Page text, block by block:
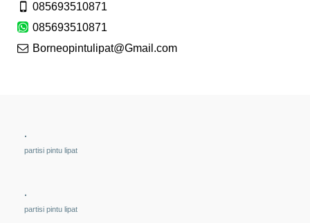
085693510871
085693510871
Borneopintulipat@Gmail.com
.
partisi pintu lipat
.
partisi pintu lipat